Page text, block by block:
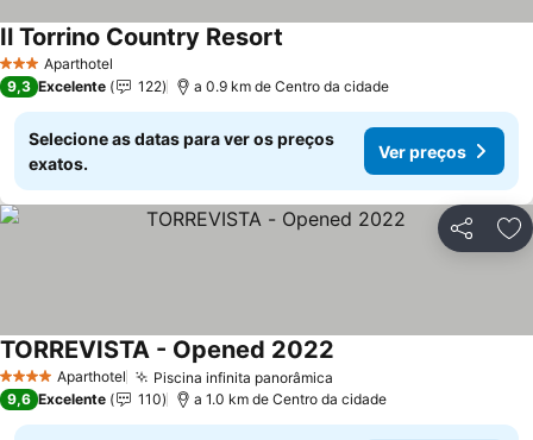
3 EstrelasAparthotel
Il Torrino Country Resort
9,3 Excelente 122 a 0.9 km de Centro da cidade
Selecione as datas para ver os preços
exatos.
Ver preços
Partilhar
4 EstrelasAparthotel Piscina infinita panorâmica
TORREVISTA - Opened 2022
9,6 Excelente 110 a 1.0 km de Centro da cidade